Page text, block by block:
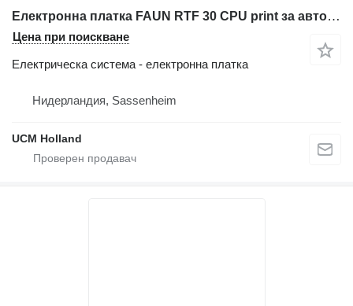
Електронна платка FAUN RTF 30 CPU print за автокран
Цена при поискване
Електрическа система - електронна платка
Нидерландия, Sassenheim
UCM Holland